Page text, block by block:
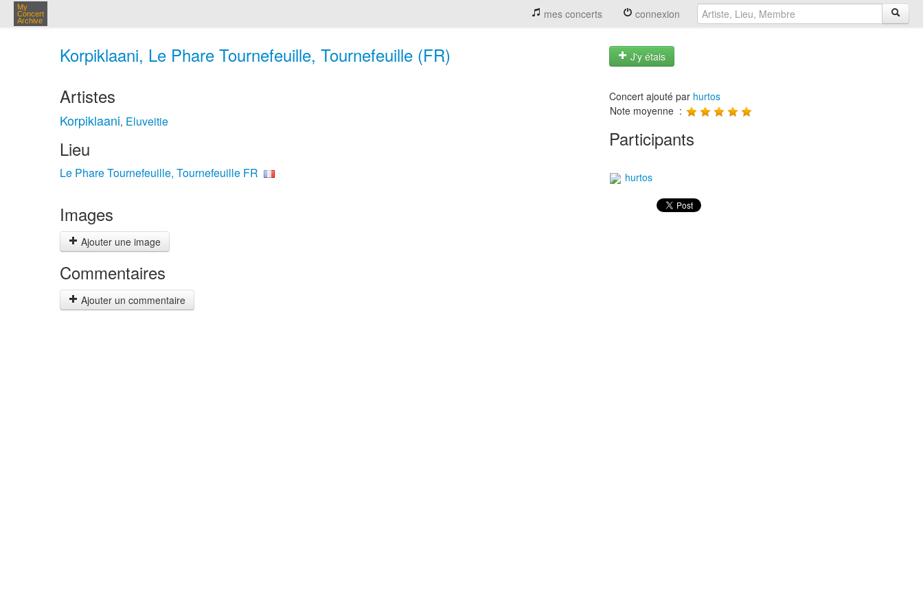
My
Concert
Archive
mes concerts connexion
Korpiklaani, Le Phare Tournefeuille, Tournefeuille (FR) J'y étais
Artistes
Korpiklaani, Eluveitie
Lieu
Le Phare Tournefeuille, Tournefeuille FR
Images
Ajouter une image
Commentaires
Ajouter un commentaire
Concert ajouté par hurtos
Note moyenne :
Participants
hurtos